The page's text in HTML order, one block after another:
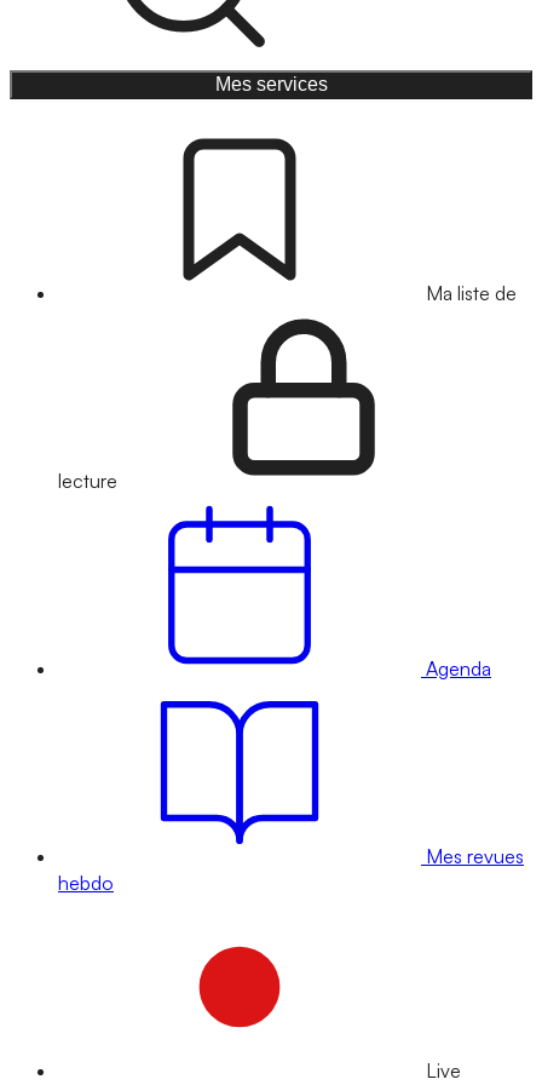
Mes services
Ma liste de
lecture
Agenda
Mes revues
hebdo
Live